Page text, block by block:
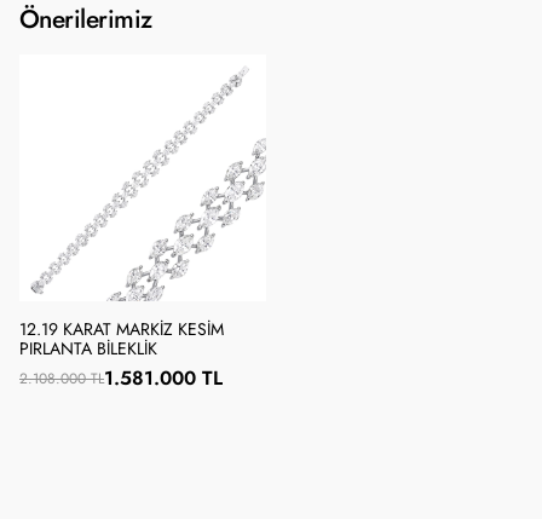
Önerilerimiz
12.19 KARAT MARKIZ KESIM
PIRLANTA BILEKLIK
2.108.000 TL1.581.000 TL